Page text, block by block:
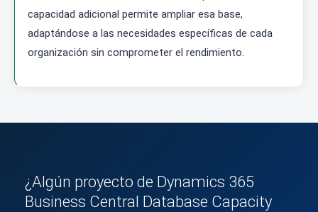
capacidad adicional permite ampliar esa base,
adaptándose a las necesidades específicas de cada
organización sin comprometer el rendimiento.
¿Algún proyecto de Dynamics 365
Business Central Database Capacity